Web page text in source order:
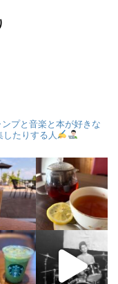
プと音楽と本が好きな
たりする人